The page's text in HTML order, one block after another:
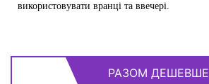
використовувати вранці та ввечері.
РАЗОМ ДЕШЕВШЕ